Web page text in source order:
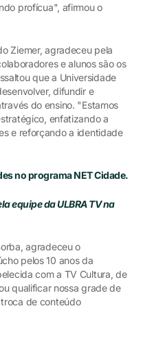
profícua", afirmou o
Ziemer, agradeceu pela
e alunos são os
que a Universidade
difundir e
do ensino. "Estamos
enfatizando a
e reforçando a identidade
no programa NET Cidade.
equipe da ULBRA TV na
agradeceu o
pelos 10 anos da
com a TV Cultura, de
qualificar nossa grade de
de conteúdo